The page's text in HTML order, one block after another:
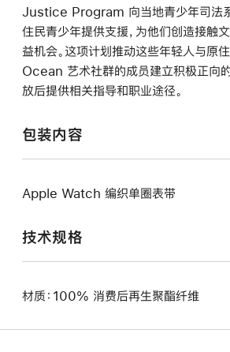
Justice Program 向当地青少年司法
住民青少年提供支援，为他们创造接触
益机会。这项计划推动这些年轻人与原
Ocean 艺术社群的成员建立积极正向
放后提供相关指导和职业途径。
包装内容
Apple Watch 编织单圈表带
技术规格
材质：100% 消费后再生聚酯纤维